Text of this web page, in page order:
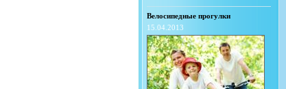
Велосипедные прогулки
15.04.2013